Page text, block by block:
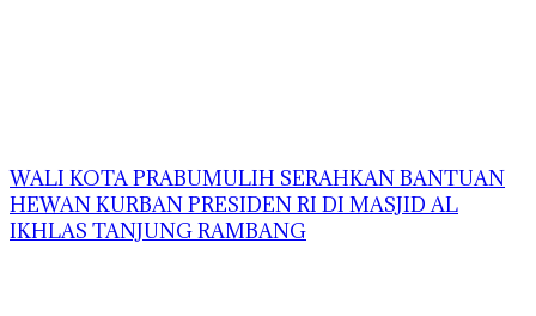
WALI KOTA PRABUMULIH SERAHKAN BANTUAN
HEWAN KURBAN PRESIDEN RI DI MASJID AL
IKHLAS TANJUNG RAMBANG